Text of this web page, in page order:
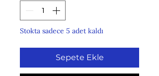
Stokta sadece 5 adet kaldı
Sepete Ekle